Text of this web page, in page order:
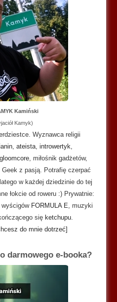
Kamiński
Kamyk)
Wyznawca religii
,ateista,introwertyk,
gloomcore, miłośnik gadżetów,
z pasją. Potrafię czerpać
w każdej dziedzinie do tej
łokcie od roweru :) Prywatnie:
wyścigów FORMULA E, muzyki
się ketchupu.
do mnie dotrzeć]
darmowego e-booka?